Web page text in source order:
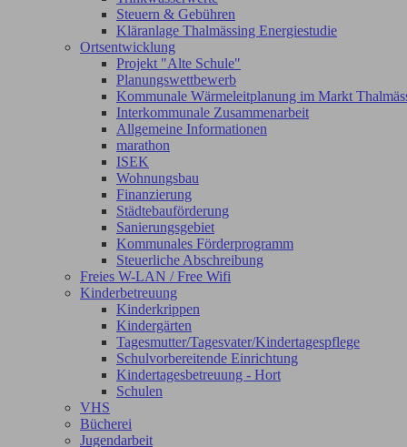
Steuern & Gebühren
Kläranlage Thalmässing Energiestudie
Ortsentwicklung
Projekt "Alte Schule"
Planungswettbewerb
Kommunale Wärmeleitplanung im Markt
Interkommunale Zusammenarbeit
Allgemeine Informationen
marathon
ISEK
Wohnungsbau
Finanzierung
Städtebauförderung
Sanierungsgebiet
Kommunales Förderprogramm
Steuerliche Abschreibung
Freies W-LAN / Free Wifi
Kinderbetreuung
Kinderkrippen
Kindergärten
Tagesmutter/Tagesvater/Kindertagespflege
Schulvorbereitende Einrichtung
Kindertagesbetreuung - Hort
Schulen
VHS
Bücherei
Jugendarbeit